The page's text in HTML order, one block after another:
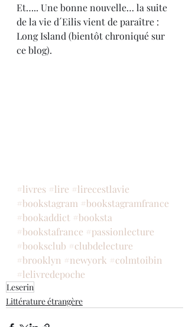
Et….. Une bonne nouvelle… la suite
de la vie d´Eilis vient de paraître :
Long Island (bientôt chroniqué sur
ce blog).
#livres #lire #lirecestlavie
#bookstagram #bookstagramfrance
#bookaddict #booksta
#bookstafrance #passionlecture
#booksclub #clubdelecture
#brooklyn #newyork #colmtoibin
#lelivredepoche
Leserin
Littérature étrangère